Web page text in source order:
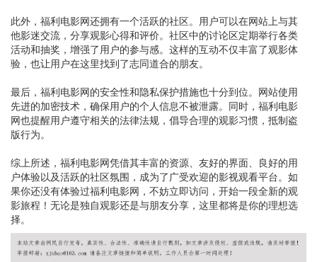
此外，福利电影网还拥有一个活跃的社区。用户可以在网站上与其
他影迷交流，分享观影心得和评价。社区中的讨论区定期举行各类
活动和抽奖，增强了用户的参与感。这样的互动不仅丰富了观影体
验，也让用户在这里找到了志同道合的朋友。
最后，福利电影网的安全性和隐私保护措施也十分到位。网站使用
先进的加密技术，确保用户的个人信息不被泄露。同时，福利电影
网也提醒用户遵守相关的法律法规，倡导合理的观影习惯，抵制盗
版行为。
综上所述，福利电影网凭借其丰富的资源、友好的界面、良好的用
户体验以及活跃的社区氛围，成为了广受欢迎的影视观看平台。如
果你还没有体验过福利电影网，不妨立即访问，开始一段全新的观
影旅程！无论是独自观影还是与朋友分享，这里都将是你的理想选
择。